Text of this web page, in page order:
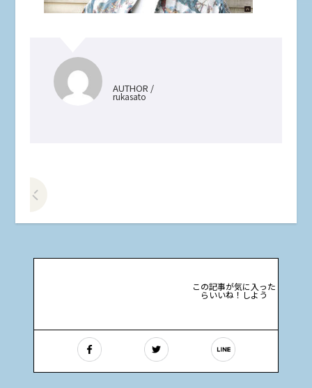
AUTHOR /
rukasato
この記事が気に入った
らいいね！しよう